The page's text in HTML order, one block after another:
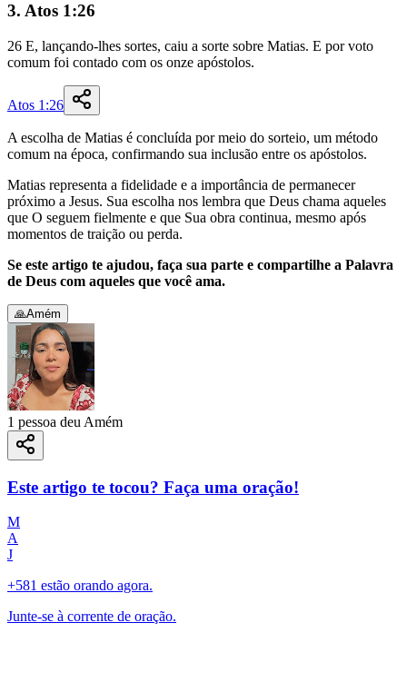
3. Atos 1:26
26 E, lançando-lhes sortes, caiu a sorte sobre Matias. E porvoto
comum foi contado com os onze apóstolos.
Atos 1:26
A escolha de Matias é concluída por meio do sorteio, um método
comum na época, confirmando sua inclusão entre os apóstolos.
Matias representa a fidelidade e a importância de permanecer
próximo a Jesus. Sua escolha nos lembra que Deus chama aqueles
que O seguem fielmente e que Sua obra continua, mesmo após
momentos de traição ou perda.
Se este artigo te ajudou, faça sua parte e compartilhe a Palavra
de Deus com aqueles que você ama.
🙏Amém
1 pessoa deu Amém
Este artigo te tocou? Faça uma oração!
M
A
J
+581 estão orando agora.
Junte-se à corrente de oração.